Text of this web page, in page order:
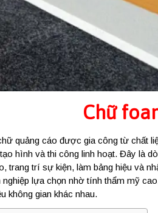
Chữ
quảng cáo được gia công từ chất
hình và thi công linh hoạt. Đây là
trang trí sự kiện, làm bảng hiệu và
lựa chọn nhờ tính thẩm mỹ
không gian khác nhau.